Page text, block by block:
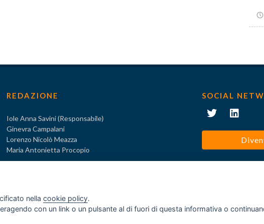
REDAZIONE
Iole Anna Savini (Responsabile)
Ginevra Campalani
Lorenzo Nicolò Meazza
Maria Antonietta Procopio
SOCIAL
nella cookie policy.
con un link o un pulsante al di fuori di questa informativa o